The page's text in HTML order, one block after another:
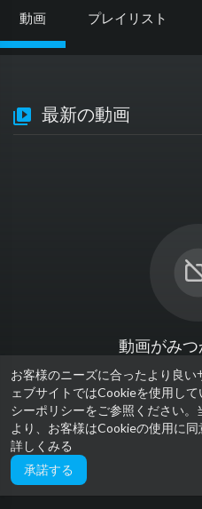
お客様のニーズに合ったより良
ェブサイトではCookieを使用し
シーポリシーをご参照ください
より、お客様はCookieの使用に同
詳しくみる
承諾する
動画 プレイリスト
最新の動画
動画がみ